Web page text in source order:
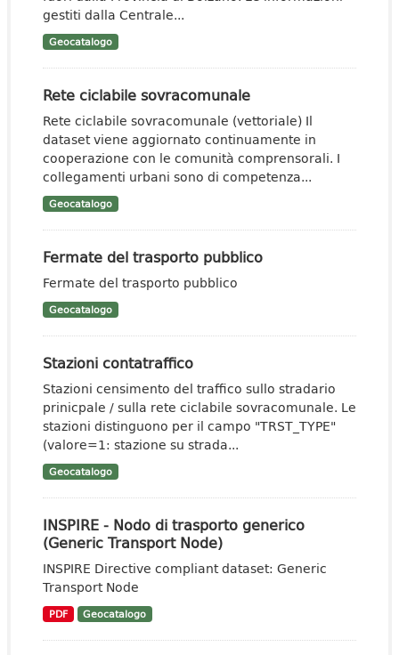
gestiti dalla Centrale...
Geocatalogo
Rete ciclabile sovracomunale
Rete ciclabile sovracomunale (vettoriale) Il
dataset viene aggiornato continuamente in
cooperazione con le comunità comprensorali. I
collegamenti urbani sono di competenza...
Geocatalogo
Fermate del trasporto pubblico
Fermate del trasporto pubblico
Geocatalogo
Stazioni contatraffico
Stazioni censimento del traffico sullo stradario
prinicpale / sulla rete ciclabile sovracomunale. Le
stazioni distinguono per il campo "TRST_TYPE"
(valore=1: stazione su strada...
Geocatalogo
INSPIRE - Nodo di trasporto generico
(Generic Transport Node)
INSPIRE Directive compliant dataset: Generic
Transport Node
PDF Geocatalogo